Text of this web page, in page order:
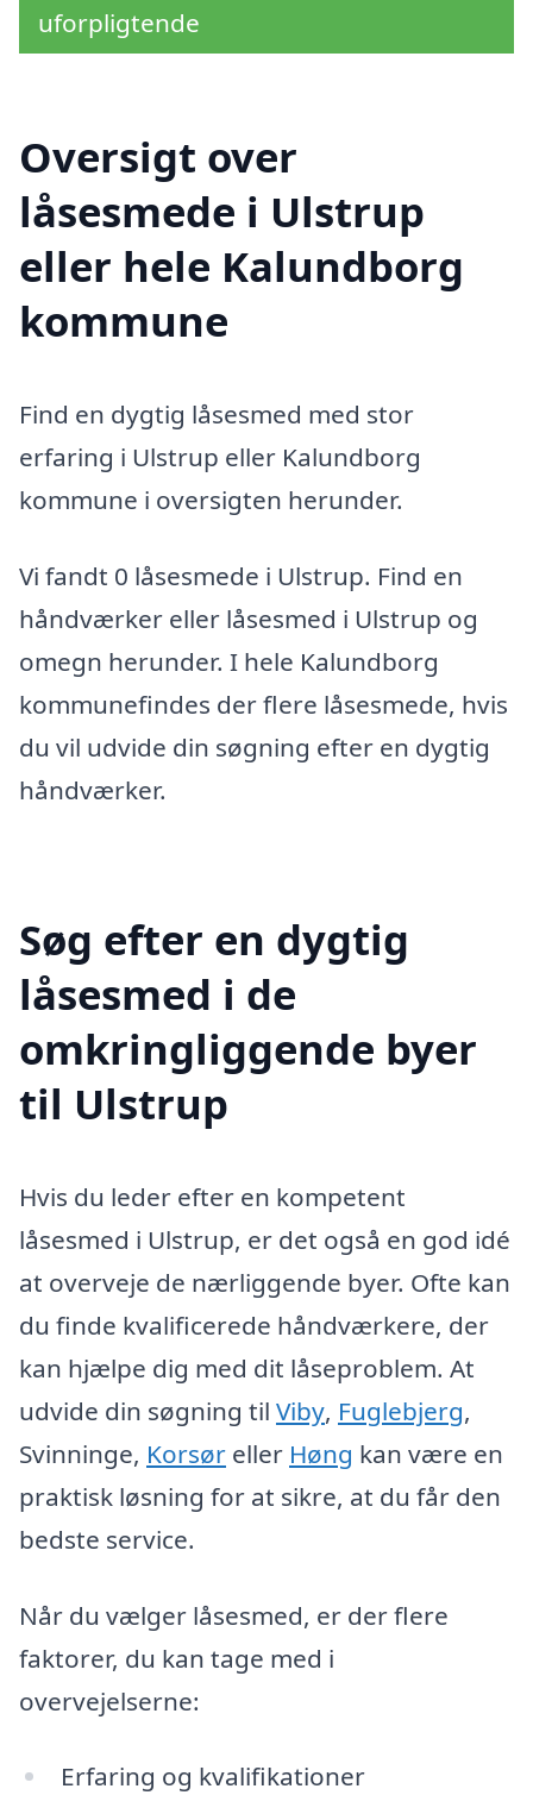
uforpligtende
Oversigt over
låsesmede i Ulstrup
eller hele Kalundborg
kommune
Find en dygtig låsesmed med stor
erfaring i Ulstrup eller Kalundborg
kommune i oversigten herunder.
Vi fandt 0 låsesmede i Ulstrup. Find en
håndværker eller låsesmed i Ulstrup og
omegn herunder. I hele Kalundborg
kommunefindes der flere låsesmede, hvis
du vil udvide din søgning efter en dygtig
håndværker.
Søg efter en dygtig
låsesmed i de
omkringliggende byer
til Ulstrup
Hvis du leder efter en kompetent
låsesmed i Ulstrup, er det også en god idé
at overveje de nærliggende byer. Ofte kan
du finde kvalificerede håndværkere, der
kan hjælpe dig med dit låseproblem. At
udvide din søgning til Viby, Fuglebjerg,
Svinninge, Korsør eller Høng kan være en
praktisk løsning for at sikre, at du får den
bedste service.
Når du vælger låsesmed, er der flere
faktorer, du kan tage med i
overvejelserne:
Erfaring og kvalifikationer